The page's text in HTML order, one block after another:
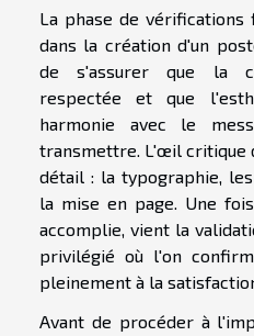
La phase de
dans la création d'un
de s'assurer que la
respectée et que
harmonie avec le
transmettre. L'œil critique
détail : la typographie,
la mise en page. Une
accomplie, vient la
privilégié où l'on
pleinement à la
Avant de procéder à